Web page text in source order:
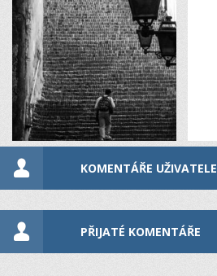
KOMENTÁŘE UŽIVATELE
PŘIJATÉ KOMENTÁŘE